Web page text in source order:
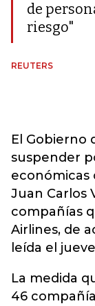
de
riesgo"
REUTERS
El Gobierno
suspender
económicas
Juan Carlos
compañías
Airlines, de
leída el
La medida
46